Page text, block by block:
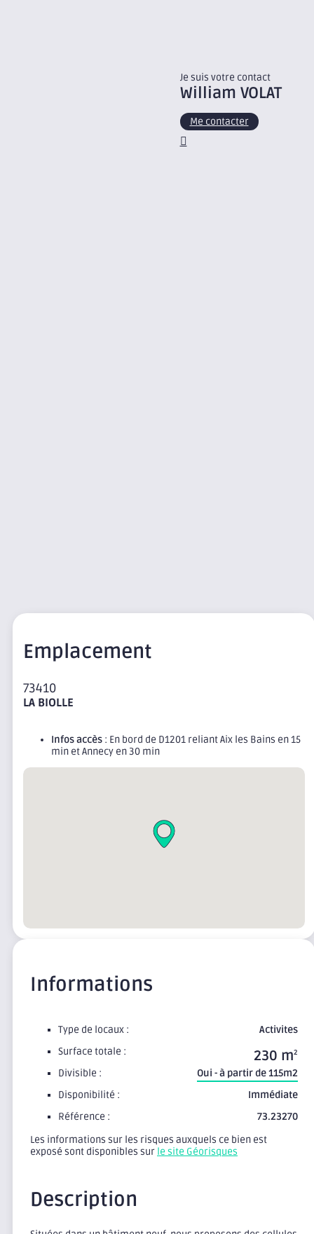
Je suis votre contact
William VOLAT
Me contacter
Emplacement
73410
LA BIOLLE
Infos accès : En bord de D1201 reliant Aix les Bains en 15
min et Annecy en 30 min
Informations
Type de locaux :
Activites
Surface totale :
230 m2
Divisible :
Oui - à partir de 115m2
Disponibilité :
Immédiate
Référence :
73.23270
Les informations sur les risques auxquels ce bien est
exposé sont disponibles sur le site Géorisques
Description